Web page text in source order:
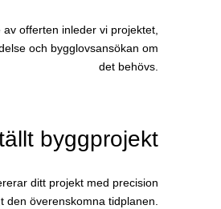
offerten inleder vi projektet,
och bygglovsansökan om
det behövs.
byggprojekt
ditt projekt med precision
den överenskomna tidplanen.